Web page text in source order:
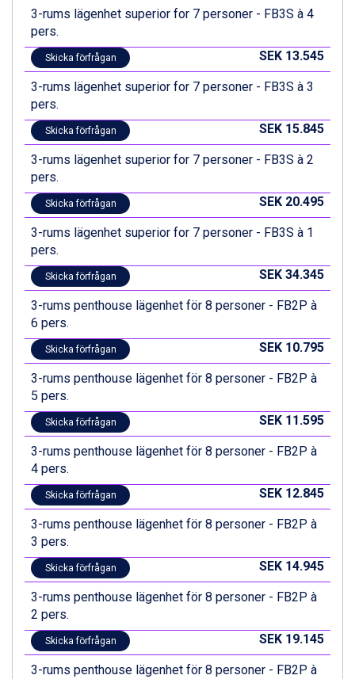
Ischgl från 11.295 kr.
Val Thorens från 8.395 kr.
St. Anton från 11.245 kr.
Zell am See från 6.295 kr.
Canazei från 7.195 kr.
Livigno från 5.595 kr.
Ponte di Legno från 7.395 kr.
Bad Gastein från 6.295 kr.
Sauze dOulx från 6.145 kr.
Alleghe från 8.545 kr.
Arabba från 11.045 kr.
La Thuile från 7.045 kr.
Cervinia från 8.245 kr.
Passo Tonale från 5.895 kr.
Bad Hofgastein från 8.595 kr.
Saalbach från 9.445 kr.
Sölden från 12.995 kr.
Champoluc från 5.945 kr.
Sestriere från 6.945 kr.
Wagrain från 7.095 kr.
Fieberbrunn från 9.645 kr.
Ischgl från 11.295 kr.
Val Thorens från 8.395 kr.
St. Anton från 11.245 kr.
Zell am See från 6.295 kr.
Canazei från 7.195 kr.
Livigno från 5.595 kr.
Ponte di Legno från 7.395 kr.
Bad Gastein från 6.295 kr.
Sauze dOulx från 6.145 kr.
Alleghe från 8.545 kr.
Arabba från 11.045 kr.
3-rums lägenhet superior for 7 personer - FB3S à 4
pers.
Skicka förfrågan SEK 13.545
3-rums lägenhet superior for 7 personer - FB3S à 3
pers.
Skicka förfrågan SEK 15.845
3-rums lägenhet superior for 7 personer - FB3S à 2
pers.
Skicka förfrågan SEK 20.495
3-rums lägenhet superior for 7 personer - FB3S à 1
pers.
Skicka förfrågan SEK 34.345
3-rums penthouse lägenhet för 8 personer - FB2P à
6 pers.
Skicka förfrågan SEK 10.795
3-rums penthouse lägenhet för 8 personer - FB2P à
5 pers.
Skicka förfrågan SEK 11.595
3-rums penthouse lägenhet för 8 personer - FB2P à
4 pers.
Skicka förfrågan SEK 12.845
3-rums penthouse lägenhet för 8 personer - FB2P à
3 pers.
Skicka förfrågan SEK 14.945
3-rums penthouse lägenhet för 8 personer - FB2P à
2 pers.
Skicka förfrågan SEK 19.145
3-rums penthouse lägenhet för 8 personer - FB2P à